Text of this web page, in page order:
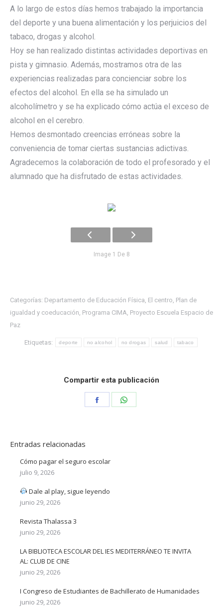
A lo largo de estos días hemos trabajado la importancia
del deporte y una buena alimentación y los perjuicios del
tabaco, drogas y alcohol.
Hoy se han realizado distintas actividades deportivas en
pista y gimnasio. Además, mostramos otra de las
experiencias realizadas para concienciar sobre los
efectos del alcohol. En ella se ha simulado un
alcoholímetro y se ha explicado cómo actúa el exceso de
alcohol en el cerebro.
Hemos desmontado creencias erróneas sobre la
conveniencia de tomar ciertas sustancias adictivas.
Agradecemos la colaboración de todo el profesorado y el
alumnado que ha disfrutado de estas actividades.
Image 1 De 8
Categorías: Departamento de Educación Física, El centro, Plan de
igualdad y coeducación, Programa CIMA, Proyecto Escuela Espacio de
Paz
Etiquetas: deporte no alcohol no drogas salud tabaco
Compartir esta publicación
Entradas relacionadas
Cómo pagar el seguro escolar
julio 9, 2026
Dale al play, sigue leyendo
junio 29, 2026
Revista Thalassa 3
junio 29, 2026
LA BIBLIOTECA ESCOLAR DEL IES MEDITERRÁNEO TE INVITA
AL: CLUB DE CINE
junio 29, 2026
I Congreso de Estudiantes de Bachillerato de Humanidades
junio 29, 2026